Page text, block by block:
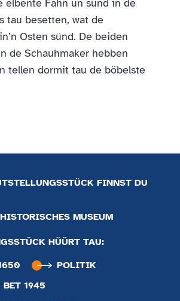
elbente Fahn un sünd in de
tau besetten, wat de
Osten sünd. De beiden
de Schauhmaker hebben
tellen dormit tau de böbelste
FINNST DU
MUSEUM
HÜÜRT TAU:
POLITIK
BET 1945